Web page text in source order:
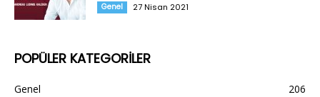
Genel 27 Nisan 2021
POPÜLER KATEGORİLER
Genel
206